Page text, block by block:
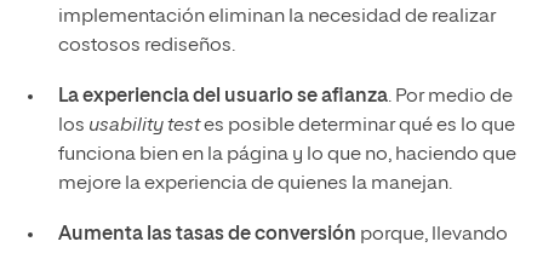
implementación eliminan la necesidad de realizar
costosos rediseños.
La experiencia del usuario se afianza. Por medio de
los usability testes posible determinar qué es lo que
funciona bien en la página y lo que no, haciendo que
mejore la experiencia de quienes la manejan.
Aumenta las tasas de conversión porque, llevando